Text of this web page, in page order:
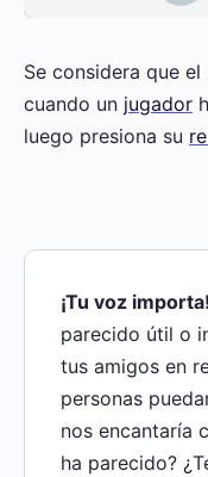
Se considera que
cuando un jugador
luego presiona su
¡Tu voz
parecido útil o
tus amigos en
personas
nos encantaría
ha parecido?